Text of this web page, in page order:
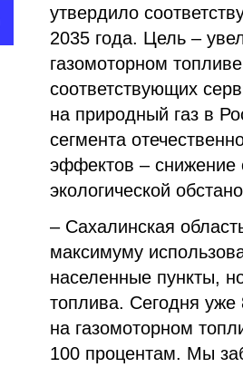
утвердило
2035 года. Цель –
газомоторном
соответствующих
на природный газ в
сегмента
эффектов – снижение
экологической
– Сахалинская
максимуму
населенные пункты,
топлива. Сегодня уже
на газомоторном
100 процентам. Мы